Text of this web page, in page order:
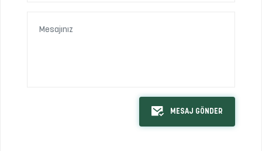
MESAJ GÖNDER